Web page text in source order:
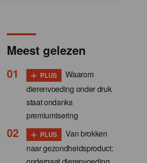
Meest gelezen
+ PLUS
Waarom
dierenvoeding onder druk
staat ondanks
premiumisering
+ PLUS
Van brokken
naar gezondheidsproduct: